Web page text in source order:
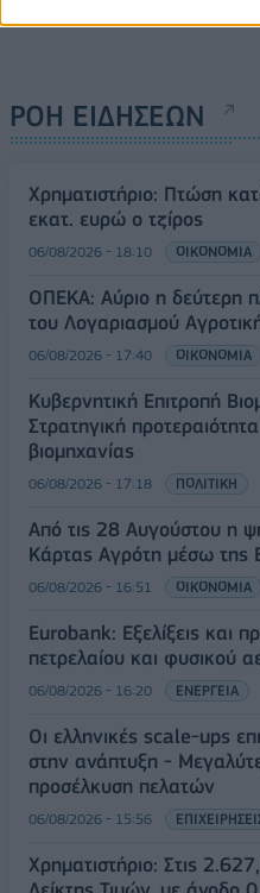
ΡΟΗ ΕΙΔΗΣΕΩΝ
Χρηματιστήριο: Πτώση
εκατ. ευρώ ο τζίρος
06/08/2026 - 18:10 ΟΙΚΟΝΟΜΙΑ
ΟΠΕΚΑ: Αύριο η δεύτερη
του Λογαριασμού
06/08/2026 - 17:40 ΟΙΚΟΝΟΜΙΑ
Κυβερνητική Επιτροπή
Στρατηγική
βιομηχανίας
06/08/2026 - 17:18 ΠΟΛΙΤΙΚΗ
Από τις 28 Αυγούστου η
Κάρτας Αγρότη μέσω της
06/08/2026 - 16:51 ΟΙΚΟΝΟΜΙΑ
Eurobank: Εξελίξεις και
πετρελαίου και φυσικού
06/08/2026 - 16:20 ΕΝΕΡΓΕΙΑ
Οι ελληνικές scale-ups
στην ανάπτυξη -
προσέλκυση πελατών
06/08/2026 - 15:56
Χρηματιστήριο: Στις